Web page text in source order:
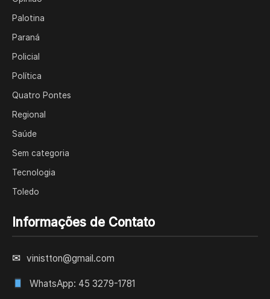
Palotina
Paraná
Policial
Política
Quatro Pontes
Regional
Saúde
Sem categoria
Tecnologia
Toledo
Informações de Contato
✉ vinistton@gmail.com
WhatsApp: 45 3279-1781